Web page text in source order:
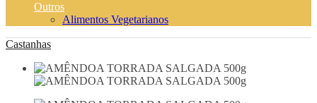
Outros
Alimentos Vegetarianos
Castanhas